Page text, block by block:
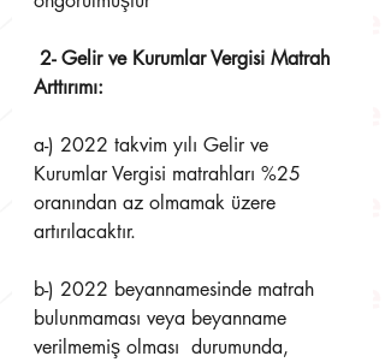
Arttırımı:
a-) 2022 takvim yılı Gelir ve
Kurumlar Vergisi matrahları %25
oranından az olmamak üzere
artırılacaktır.
b-) 2022 beyannamesinde matrah
bulunmaması veya beyanname
verilmemiş olması  durumunda,